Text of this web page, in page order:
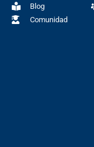
Blog
Comunidad